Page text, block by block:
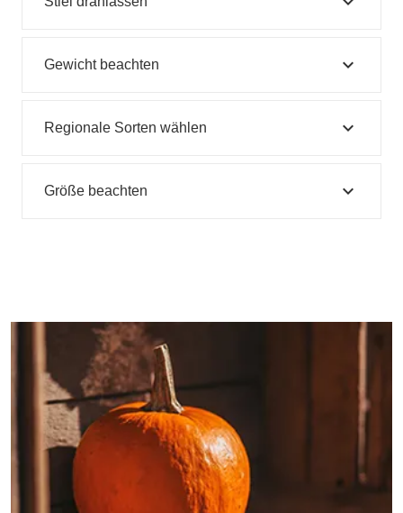
Gewicht beachten expand_more
Regionale Sorten wählen expand_more
Größe beachten expand_more